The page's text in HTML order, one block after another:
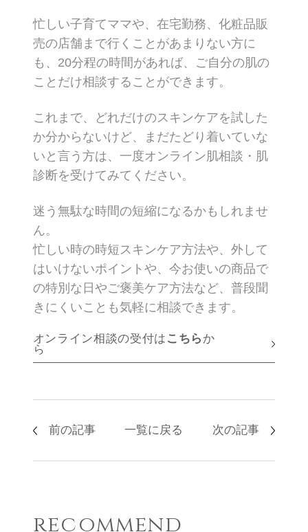
忙しい子育てママや、在宅勤務、化粧品販
売の店舗まで行くことがあまりない方に
も、20分程の時間があれば、ご自分の肌の
ことだけ相談することができます。
これまで、どれだけのスキンケアを試した
か分からないけど、まだたどり着いていな
いと言う方は、一度オンライン肌相談・肌
診断を受けてみてください。
迷う無駄な時間の短縮になるかもしれませ
ん。
忙しい時の時短スキンケア方法や、外して
はいけないポイントや、今お使いの商品で
の特別な日やご褒美ケア方法など、普段聞
きにくいことも気軽に相談できます。
オンライン相談の受付は こちら か
ら
前の記事 一覧に戻る 次の記事
recommend